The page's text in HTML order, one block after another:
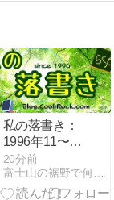
私の落書き：
1996年11〜12
月
20分前
富士山の裾野で何かをつぶやく